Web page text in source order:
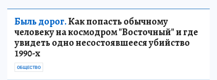
Быль дорог.Как попасть обычному
человеку на космодром "Восточный" и где
увидеть одно несостоявшееся убийство
1990-х
ОБЩЕСТВО